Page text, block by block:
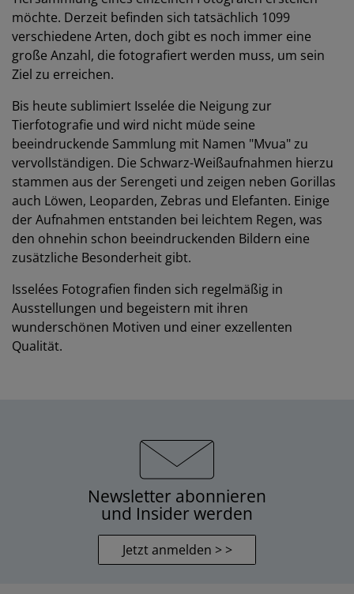
möchte. Derzeit befinden sich tatsächlich 1099
verschiedene Arten, doch gibt es noch immer eine
große Anzahl, die fotografiert werden muss, um sein
Ziel zu erreichen.
Bis heute sublimiert Isselée die Neigung zur
Tierfotografie und wird nicht müde seine
beeindruckende Sammlung mit Namen "Mvua" zu
vervollständigen. Die Schwarz-Weißaufnahmen hierzu
stammen aus der Serengeti und zeigen neben Gorillas
auch Löwen, Leoparden, Zebras und Elefanten. Einige
der Aufnahmen entstanden bei leichtem Regen, was
den ohnehin schon beeindruckenden Bildern eine
zusätzliche Besonderheit gibt.
Isselées Fotografien finden sich regelmäßig in
Ausstellungen und begeistern mit ihren
wunderschönen Motiven und einer exzellenten
Qualität.
Newsletter abonnieren
und Insider werden
Jetzt anmelden > >